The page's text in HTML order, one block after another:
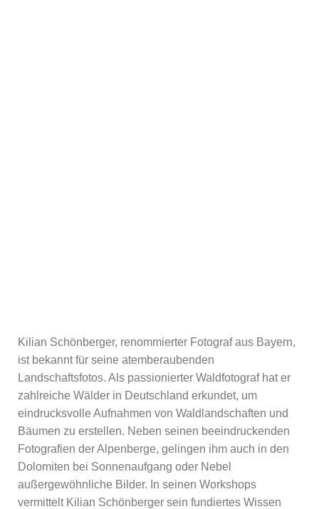
Kilian Schönberger, renommierter Fotograf aus Bayern,
ist bekannt für seine atemberaubenden
Landschaftsfotos. Als passionierter Waldfotograf hat er
zahlreiche Wälder in Deutschland erkundet, um
eindrucksvolle Aufnahmen von Waldlandschaften und
Bäumen zu erstellen. Neben seinen beeindruckenden
Fotografien der Alpenberge, gelingen ihm auch in den
Dolomiten bei Sonnenaufgang oder Nebel
außergewöhnliche Bilder. In seinen Workshops
vermittelt Kilian Schönberger sein fundiertes Wissen